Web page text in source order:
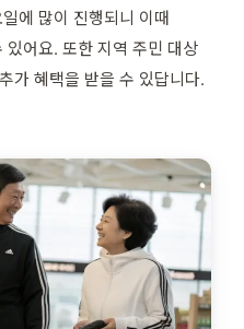
에 많이 진행되니 이때
있어요. 또한 지역 주민 대상
가 혜택을 받을 수 있답니다.